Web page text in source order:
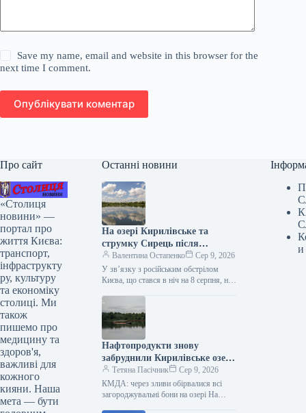
Save my name, email and website in this browser for the
next time I comment.
Опублікувати коментар
Про сайт
«Столиця
новини» —
портал про
життя Києва:
транспорт,
інфраструкту
ру, культуру
та економіку
столиці. Ми
також
пишемо про
медицину та
здоров'я,
важливі для
кожного
кияни. Наша
мета — бути
Останні новини
На озері Кирилівське та
струмку Сирець після
російської атаки знову
зафіксовано наявність
нафтопродуктів.
Валентина Остапенко
Сер 9, 2026
У зв’язку з російським обстрілом
Києва, що стався в ніч на 8 серпня, на
Сирець…
Нафтопродукти знову
забруднили Кирилівське озеро
у Києві.
Тетяна Пасічник
Сер 9, 2026
КМДА: через зливи обірвалися всі
загороджувальні бони на озері На
и